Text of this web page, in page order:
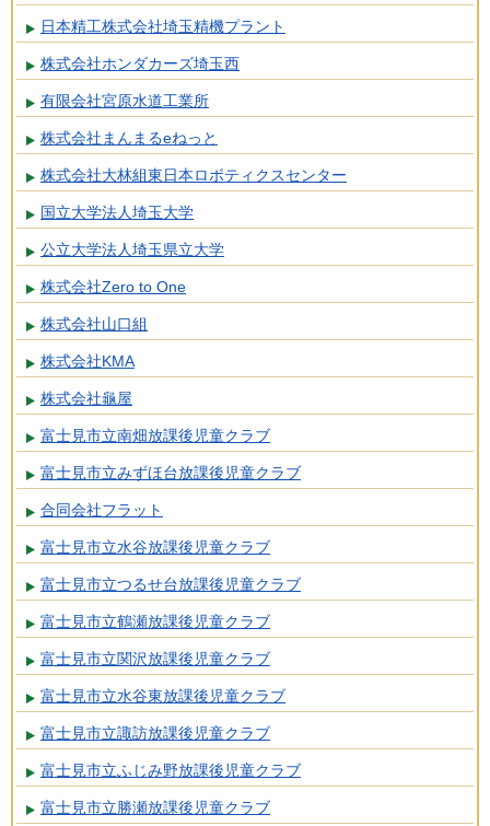
日本精工株式会社埼玉精機プラント
株式会社ホンダカーズ埼玉西
有限会社宮原水道工業所
株式会社まんまるeねっと
株式会社大林組東日本ロボティクスセンター
国立大学法人埼玉大学
公立大学法人埼玉県立大学
株式会社Zero to One
株式会社山口組
株式会社KMA
株式会社龜屋
富士見市立南畑放課後児童クラブ
富士見市立みずほ台放課後児童クラブ
合同会社フラット
富士見市立水谷放課後児童クラブ
富士見市立つるせ台放課後児童クラブ
富士見市立鶴瀬放課後児童クラブ
富士見市立関沢放課後児童クラブ
富士見市立水谷東放課後児童クラブ
富士見市立諏訪放課後児童クラブ
富士見市立ふじみ野放課後児童クラブ
富士見市立勝瀬放課後児童クラブ